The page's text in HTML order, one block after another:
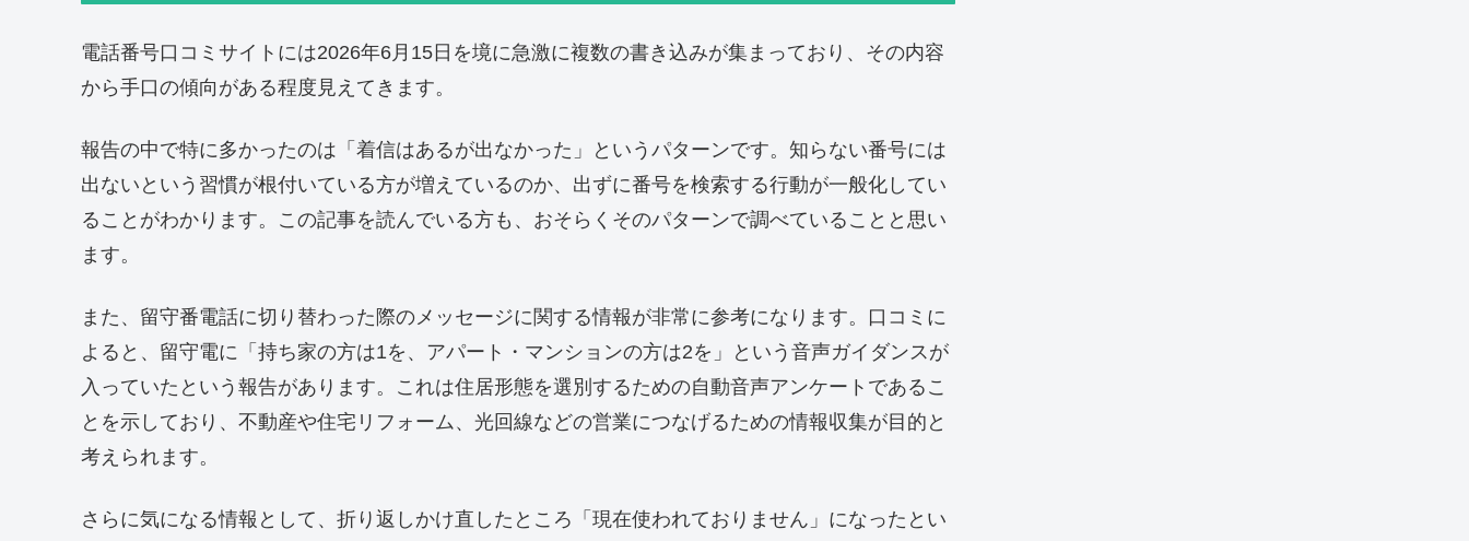
電話番号口コミサイトには2026年6月15日を境に急激に複数の書き込みが集まっており、その内容
から手口の傾向がある程度見えてきます。
報告の中で特に多かったのは「着信はあるが出なかった」というパターンです。知らない番号には
出ないという習慣が根付いている方が増えているのか、出ずに番号を検索する行動が一般化してい
ることがわかります。この記事を読んでいる方も、おそらくそのパターンで調べていることと思い
ます。
また、留守番電話に切り替わった際のメッセージに関する情報が非常に参考になります。口コミに
よると、留守電に「持ち家の方は1を、アパート・マンションの方は2を」という音声ガイダンスが
入っていたという報告があります。これは住居形態を選別するための自動音声アンケートであるこ
とを示しており、不動産や住宅リフォーム、光回線などの営業につなげるための情報収集が目的と
考えられます。
さらに気になる情報として、折り返しかけ直したところ「現在使われておりません」になったとい